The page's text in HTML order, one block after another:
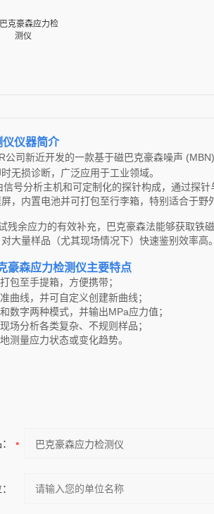
仪仪器简介
公司新近开发的一款基于磁巴克豪森噪声
无损诊断，广泛应用于工业领域。
号分析主机和可定制化的探针构成，通过探
，内置电池并可打包至行李箱，特别适合于野
残余应力的有效补充，巴克豪森法能够获取铁
大量样品（尤其现场情况下）快速鉴别效率高
豪森应力检测仪主要特点
包至手提箱，方便携带；
曲线，并可自定义创建新曲线；
数字两种模式，并输出MPa应力值；
场分析各类复杂、不规则样品；
测量应力状态或变化趋势。